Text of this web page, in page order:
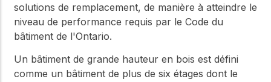
solutions de remplacement, de manière à atteindre le
niveau de performance requis par le Code du
bâtiment de l'Ontario.
Un bâtiment de grande hauteur en bois est défini
comme un bâtiment de plus de six étages dont le